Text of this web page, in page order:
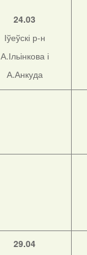
24.03
Іўеўскі р-н
А.Ільінкова і
А.Анкуда
29.04